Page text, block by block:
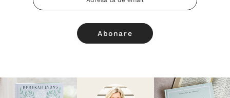
Email